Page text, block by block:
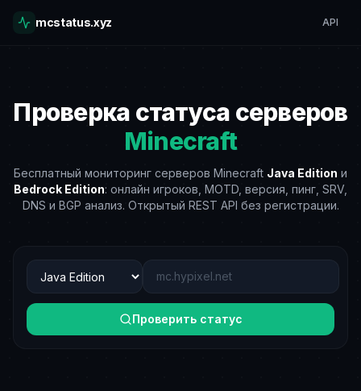
mcstatus.xyz API
Проверка статуса серверов
Minecraft
Бесплатный мониторинг серверов Minecraft Java Edition и
Bedrock Edition: онлайн игроков, MOTD, версия, пинг, SRV,
DNS и BGP анализ. Открытый REST API без регистрации.
Проверить статус